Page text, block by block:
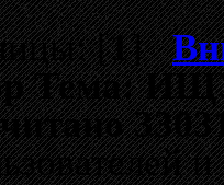
[1]
Тема: